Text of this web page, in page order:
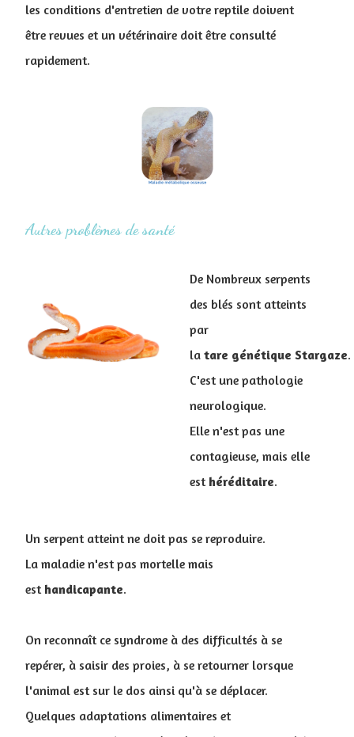
les conditions d'entretien de votre reptile doivent
être revues et un vétérinaire doit être consulté
rapidement.
Autres problèmes de santé
De Nombreux serpents
des blés sont atteints
par
la tare génétique Stargaze.
C'est une pathologie
neurologique.
Elle n'est pas une
contagieuse, mais elle
est héréditaire.
Un serpent atteint ne doit pas se reproduire.
La maladie n'est pas mortelle mais
est handicapante.
On reconnaît ce syndrome à des difficultés à se
repérer, à saisir des proies, à se retourner lorsque
l'animal est sur le dos ainsi qu'à se déplacer.
Quelques adaptations alimentaires et